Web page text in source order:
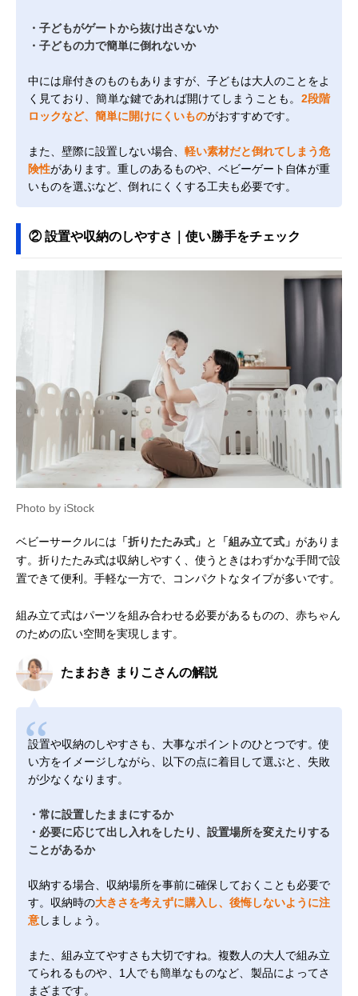
・子どもがゲートから抜け出さないか
・子どもの力で簡単に倒れないか
中には扉付きのものもありますが、子どもは大人のことをよ
く見ており、簡単な鍵であれば開けてしまうことも。 2段階
ロックなど、簡単に開けにくいものがおすすめです。
また、壁際に設置しない場合、 軽い素材だと倒れてしまう危
険性があります。重しのあるものや、ベビーゲート自体が重
いものを選ぶなど、倒れにくくする工夫も必要です。
② 設置や収納のしやすさ｜使い勝手をチェック
Photo by iStock
ベビーサークルには 「折りたたみ式」 と 「組み立て式」 がありま
す。折りたたみ式は収納しやすく、使うときはわずかな手間で設
置できて便利。手軽な一方で、コンパクトなタイプが多いです。
組み立て式はパーツを組み合わせる必要があるものの、赤ちゃん
のための広い空間を実現します。
たまおき まりこさんの解説
設置や収納のしやすさも、大事なポイントのひとつです。使
い方をイメージしながら、以下の点に着目して選ぶと、失敗
が少なくなります。
・常に設置したままにするか
・必要に応じて出し入れをしたり、設置場所を変えたりする
ことがあるか
収納する場合、収納場所を事前に確保しておくことも必要で
す。収納時の大きさを考えずに購入し、後悔しないように注
意しましょう。
また、組み立てやすさも大切ですね。複数人の大人で組み立
てられるものや、1人でも簡単なものなど、製品によってさ
まざまです。